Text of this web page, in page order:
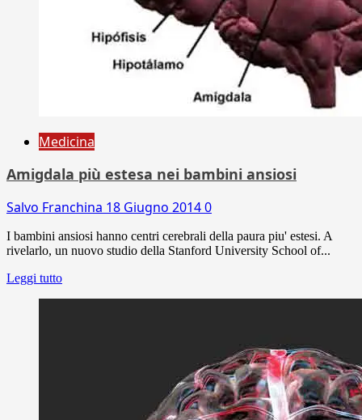
Medicina
Amigdala più estesa nei bambini ansiosi
Salvo Franchina 18 Giugno 20140
I bambini ansiosi hanno centri cerebrali della paura piu' estesi. A
rivelarlo, un nuovo studio della Stanford University School of...
Leggi tutto